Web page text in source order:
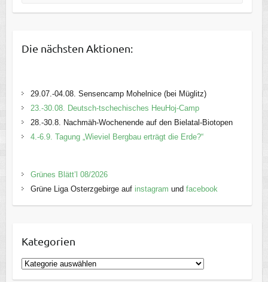
Die nächsten Aktionen:
29.07.-04.08. Sensencamp Mohelnice (bei Müglitz)
23.-30.08. Deutsch-tschechisches HeuHoj-Camp
28.-30.8. Nachmäh-Wochenende auf den Bielatal-Biotopen
4.-6.9. Tagung „Wieviel Bergbau erträgt die Erde?“
Grünes Blätt’l 08/2026
Grüne Liga Osterzgebirge auf instagram und facebook
Kategorien
K
a